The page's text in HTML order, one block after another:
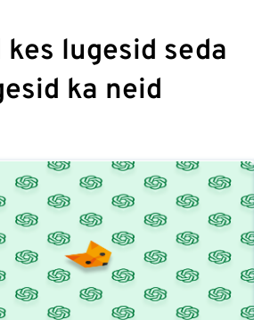
lugesid seda
ka neid